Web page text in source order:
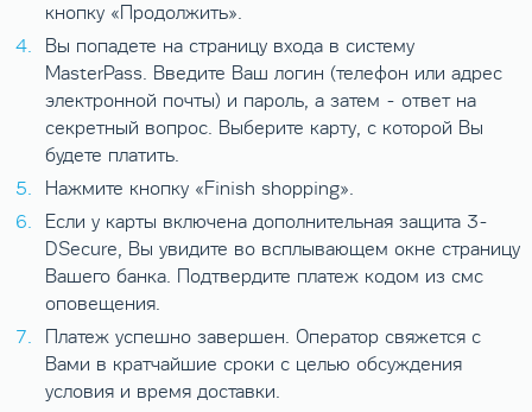
кнопку «Продолжить».
Вы попадете на страницу входа в систему
MasterPass. Введите Ваш логин (телефон или адрес
электронной почты) и пароль, а затем - ответ на
секретный вопрос. Выберите карту, с которой Вы
будете платить.
Нажмите кнопку «Finish shopping».
Если у карты включена дополнительная защита 3-
DSecure, Вы увидите во всплывающем окне страницу
Вашего банка. Подтвердите платеж кодом из смс
оповещения.
Платеж успешно завершен. Оператор свяжется с
Вами в кратчайшие сроки с целью обсуждения
условия и время доставки.